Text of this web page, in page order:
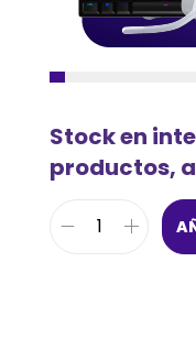
Stock en
productos,